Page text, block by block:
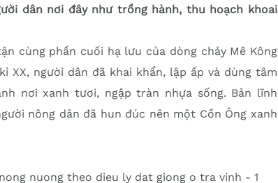
dân nơi đây như trồng hành, thu hoạch khoai
cùng phần cuối hạ lưu của dòng chảy Mê Kông
XX, người dân đã khai khẩn, lập ấp và dùng tâm
nơi xanh tươi, ngập tràn nhựa sống. Bản lĩnh
nông dân đã hun đúc nên một Cồn Ông xanh